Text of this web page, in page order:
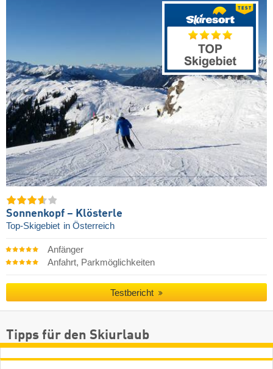
Sonnenkopf – Klösterle
Top-Skigebiet in Österreich
Anfänger
Anfahrt, Parkmöglichkeiten
Testbericht
Tipps für den Skiurlaub